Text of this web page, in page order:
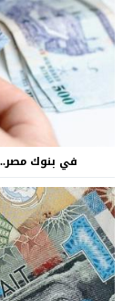
في بنوك مصر..